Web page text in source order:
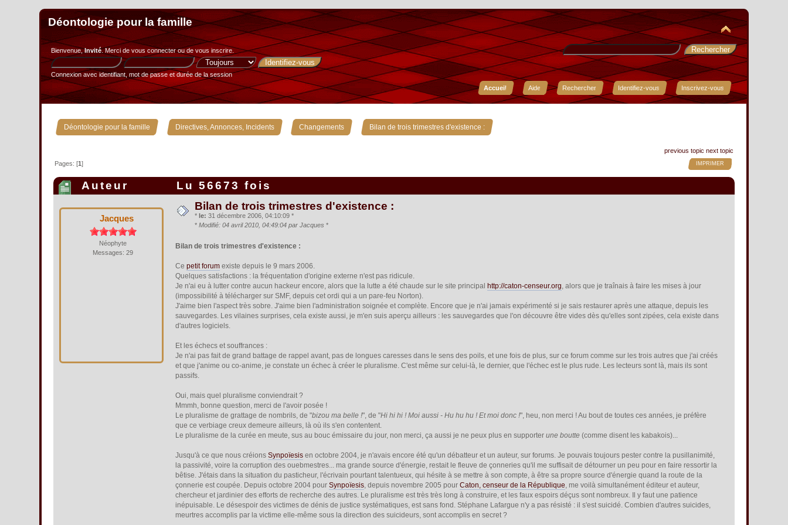
Déontologie pour la famille
Bienvenue,Invité. Merci devous connecterou devous inscrire.
Connexion avec identifiant, mot de passe et durée de la session
Accueil
Aide Rechercher Identifiez-vous Inscrivez-vous
Déontologie pour la famille » Directives, Annonces, Incidents » Changements » Bilan de trois trimestres d'existence :
previous topic next topic
IMPRIMER
Pages: [1]
Auteur Lu 56673 fois
Jacques
Néophyte
Messages: 29
Bilan de trois trimestres d'existence :
* le: 31 décembre 2006, 04:10:09 *
* Modifié: 04 avril 2010, 04:49:04 par Jacques *
Bilan de trois trimestres d'existence :
Cepetit forum existe depuis le 9 mars 2006.
Quelques satisfactions : la fréquentation d'origine externe n'est pas ridicule.
Je n'ai eu à lutter contre aucun hackeur encore, alors que la lutte a été chaude sur le site principal http://caton-censeur.org, alors que je traînais à faire les mises à jour
(impossibilité à télécharger sur SMF, depuis cet ordi qui a un pare-feu Norton).
J'aime bien l'aspect très sobre. J'aime bien l'administration soignée et complète. Encore que je n'ai jamais expérimenté si je sais restaurer après une attaque, depuis les
sauvegardes. Les vilaines surprises, cela existe aussi, je m'en suis aperçu ailleurs : les sauvegardes que l'on découvre être vides dès qu'elles sont zipées, cela existe dans
d'autres logiciels.
Et les échecs et souffrances :
Je n'ai pas fait de grand battage de rappel avant, pas de longues caresses dans le sens des poils, et une fois de plus, sur ce forum comme sur les trois autres que j'ai créés
et que j'anime ou co-anime, je constate un échec à créer le pluralisme. C'est même sur celui-là, le dernier, que l'échec est le plus rude. Les lecteurs sont là, mais ils sont
passifs.
Oui, mais quel pluralisme conviendrait ?
Mmmh, bonne question, merci de l'avoir posée !
Le pluralisme de grattage de nombrils, de "bizou ma belle !", de "Hi hi hi ! Moi aussi - Hu hu hu ! Et moi donc !", heu, non merci ! Au bout de toutes ces années, je préfère
que ce verbiage creux demeure ailleurs, là où ils s'en contentent.
Le pluralisme de la curée en meute, sus au bouc émissaire du jour, non merci, ça aussi je ne peux plus en supporterune boutte (comme disent les kabakois)...
Jusqu'à ce que nous créionsSynpoïesis en octobre 2004, je n'avais encore été qu'un débatteur et un auteur, sur forums. Je pouvais toujours pester contre la pusillanimité,
la passivité, voire la corruption des ouebmestres... ma grande source d'énergie, restait le fleuve de çonneries qu'il me suffisait de détourner un peu pour en faire ressortir la
bêtise. J'étais dans la situation du pasticheur, l'écrivain pourtant talentueux, qui hésite à se mettre à son compte, à être sa propre source d'énergie quand la route de la
çonnerie est coupée. Depuis octobre 2004 pourSynpoïesis, depuis novembre 2005 pourCaton, censeur de la République, me voilà simultanément éditeur et auteur,
chercheur et jardinier des efforts de recherche des autres. Le pluralisme est très très long à construire, et les faux espoirs déçus sont nombreux. Il y faut une patience
inépuisable. Le désespoir des victimes de dénis de justice systématiques, est sans fond. Stéphane Lafargue n'y a pas résisté : il s'est suicidé. Combien d'autres suicides,
meurtres accomplis par la victime elle-même sous la direction des suicideurs, sont accomplis en secret ?